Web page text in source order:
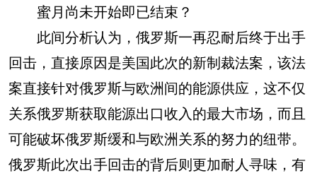
蜜月尚未开始即已结束？
此间分析认为，俄罗斯一再忍耐后终于出手
回击，直接原因是美国此次的新制裁法案，该法
案直接针对俄罗斯与欧洲间的能源供应，这不仅
关系俄罗斯获取能源出口收入的最大市场，而且
可能破坏俄罗斯缓和与欧洲关系的努力的纽带。
俄罗斯此次出手回击的背后则更加耐人寻味，有